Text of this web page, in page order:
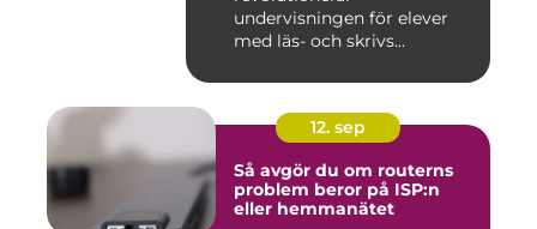
undervisningen för elever
med läs- och skrivs...
12. sep
Så avgör du om routerns
problem beror på ISP:n
eller hemmanätet